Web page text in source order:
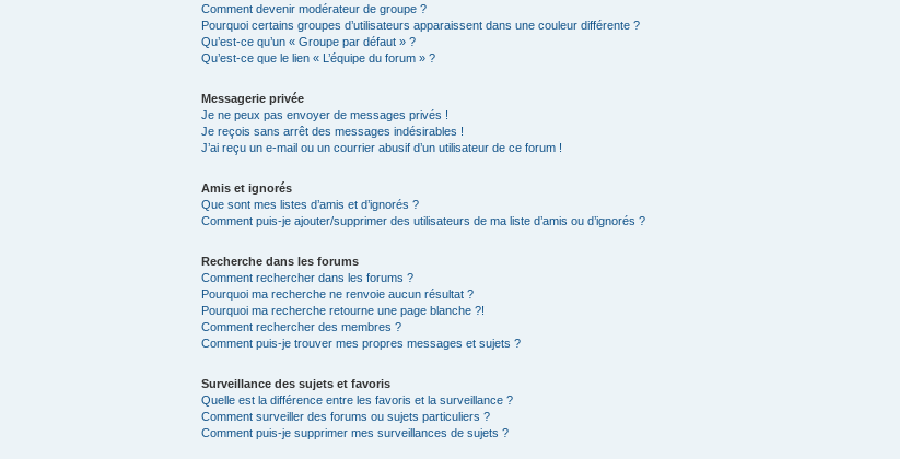
Comment devenir modérateur de groupe ?
Pourquoi certains groupes d’utilisateurs apparaissent dans une couleur différente ?
Qu’est-ce qu’un « Groupe par défaut » ?
Qu’est-ce que le lien « L’équipe du forum » ?
Messagerie privée
Je ne peux pas envoyer de messages privés !
Je reçois sans arrêt des messages indésirables !
J’ai reçu un e-mail ou un courrier abusif d’un utilisateur de ce forum !
Amis et ignorés
Que sont mes listes d’amis et d’ignorés ?
Comment puis-je ajouter/supprimer des utilisateurs de ma liste d’amis ou d’ignorés ?
Recherche dans les forums
Comment rechercher dans les forums ?
Pourquoi ma recherche ne renvoie aucun résultat ?
Pourquoi ma recherche retourne une page blanche ?!
Comment rechercher des membres ?
Comment puis-je trouver mes propres messages et sujets ?
Surveillance des sujets et favoris
Quelle est la différence entre les favoris et la surveillance ?
Comment surveiller des forums ou sujets particuliers ?
Comment puis-je supprimer mes surveillances de sujets ?